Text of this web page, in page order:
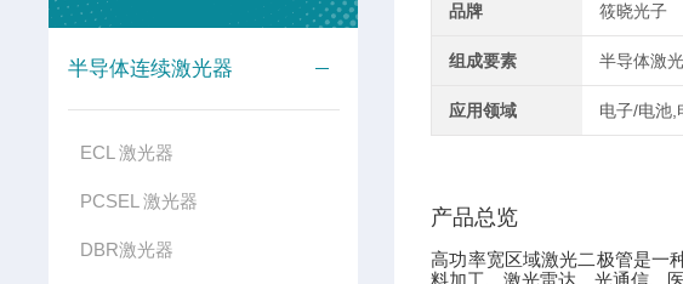
半导体连续激光器
ECL 激光器
PCSEL 激光器
DBR激光器
品牌 筱晓光子
组成要素 半导体激
应用领域 电子/电池,
产品总览
高功率宽区域激光二极管是一
料加工、激光雷达、光通信、